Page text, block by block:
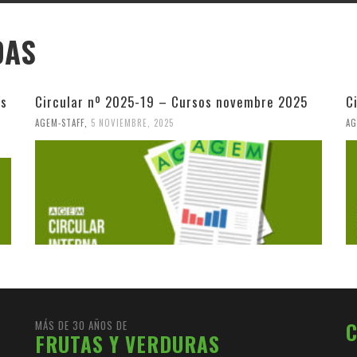
Circular nº 2025-19 – Cursos novembre 2025
AGEM-STAFF 5 NOVIEMBRE, 2025
MÁS DE 30 AÑOS DE
FRUTAS Y VERDURAS